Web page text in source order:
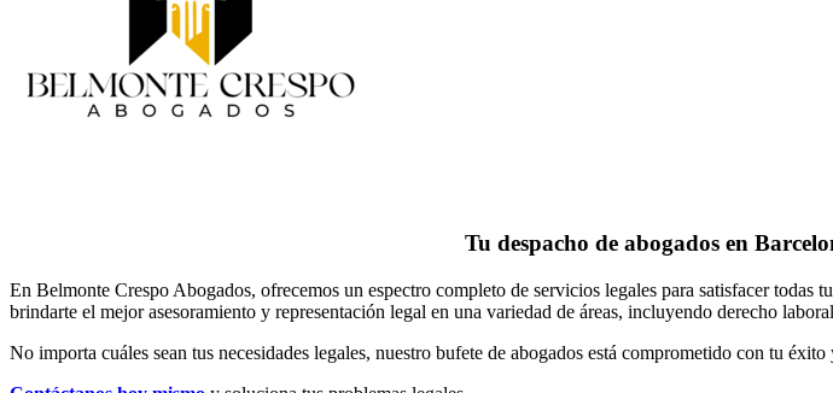
Tu despacho de abogados en
En Belmonte Crespo Abogados, ofrecemos un espectro completo de servicios legales para satisfacer todas
brindarte el mejor asesoramiento y representación legal en una variedad de áreas, incluyendo derecho
No importa cuáles sean tus necesidades legales, nuestro bufete de abogados está comprometido con tu